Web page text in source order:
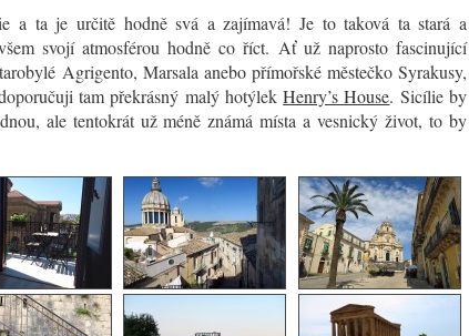
a ta je určitě hodně svá a zajímavá! Je to taková ta stará a
svojí atmosférou hodně co říct. Ať už naprosto fascinující
Agrigento, Marsala anebo přímořské městečko Syrakusy,
tam překrásný malý hotýlekHenry’s House. Sicílie by
ale tentokrát už méně známá místa a vesnický život, to by